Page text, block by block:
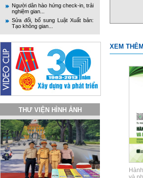
Người dân hào hứng check-in, trải
nghiệm gian...
Sửa đổi, bổ sung Luật Xuất bản:
Tạo không gian...
THƯ VIỆN HÌNH ẢNH
XEM